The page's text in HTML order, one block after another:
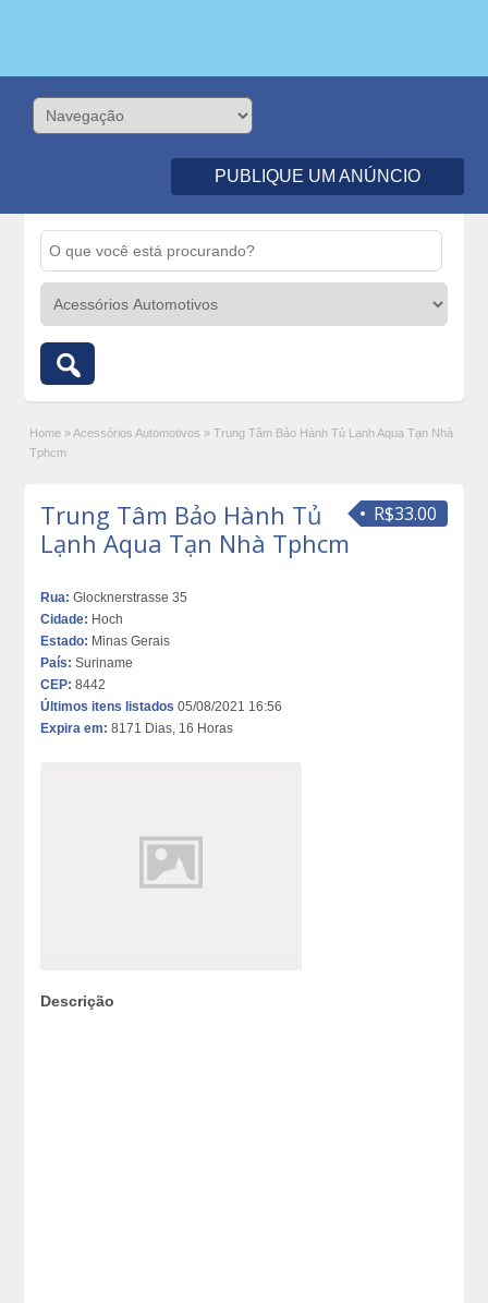
PUBLIQUE UM ANÚNCIO
Home » Acessórios Automotivos » Trung Tâm Bảo Hành Tủ Lạnh Aqua Tạn Nhà
Tphcm
R$33.00
Trung Tâm Bảo Hành Tủ
Lạnh Aqua Tạn Nhà Tphcm
Rua: Glocknerstrasse 35
Cidade: Hoch
Estado: Minas Gerais
País: Suriname
CEP: 8442
Últimos itens listados 05/08/2021 16:56
Expira em: 8171 Dias, 16 Horas
Descrição